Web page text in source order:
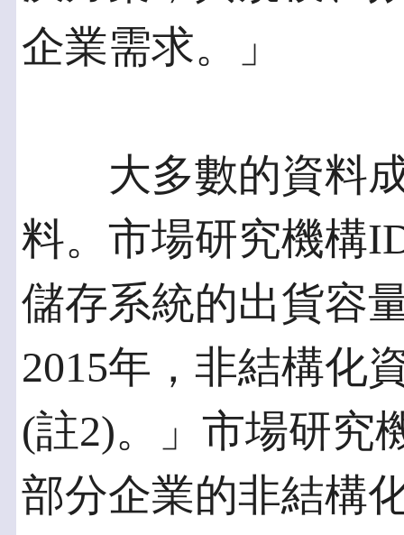
企業需求。」
大多數的資料成
料。市場研究機構
儲存系統的出貨容
2015年，非結構化
(註2)。」市場研究
部分企業的非結構